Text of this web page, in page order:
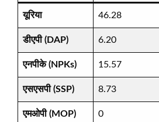
यूरिया 46.28
डीएपी (DAP) 6.20
एनपीके (NPKs) 15.57
एसएसपी (SSP) 8.73
एमओपी (MOP) 0